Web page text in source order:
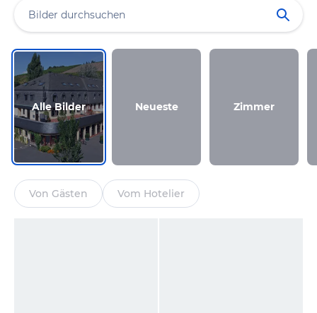
Alle Bilder Neueste Zimmer
Von Gästen Vom Hotelier